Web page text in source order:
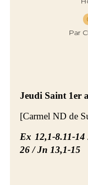
Par
Jeudi Saint 1er
[Carmel ND de
Ex 12,1-8.11-
26 / Jn 13,1-15